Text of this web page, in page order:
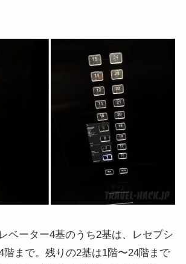
ベーター4基のうち2基は、レセプシ
階まで。残りの2基は1階〜24階まで